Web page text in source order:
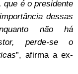
que é o presidente
dessas
não há
perde-se o
”, afirma a ex-